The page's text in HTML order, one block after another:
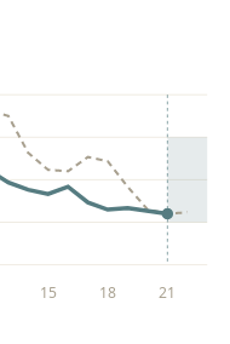
15 18 21